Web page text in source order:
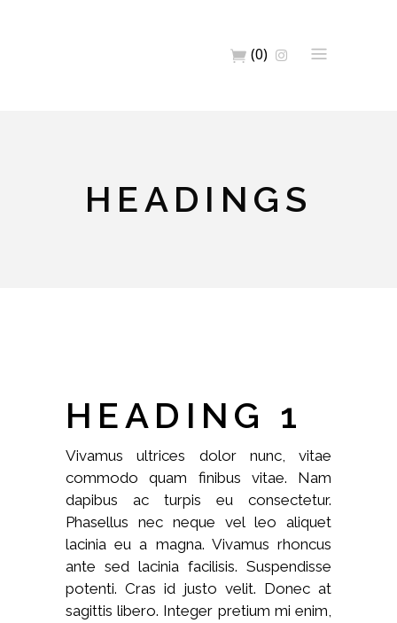
(0)
HEADINGS
HEADING 1
Vivamus ultrices dolor nunc, vitae
commodo quam finibus vitae. Nam
dapibus ac turpis eu consectetur.
Phasellus nec neque vel leo aliquet
lacinia eu a magna. Vivamus rhoncus
ante sed lacinia facilisis. Suspendisse
potenti. Cras id justo velit. Donec at
sagittis libero. Integer pretium mi enim,